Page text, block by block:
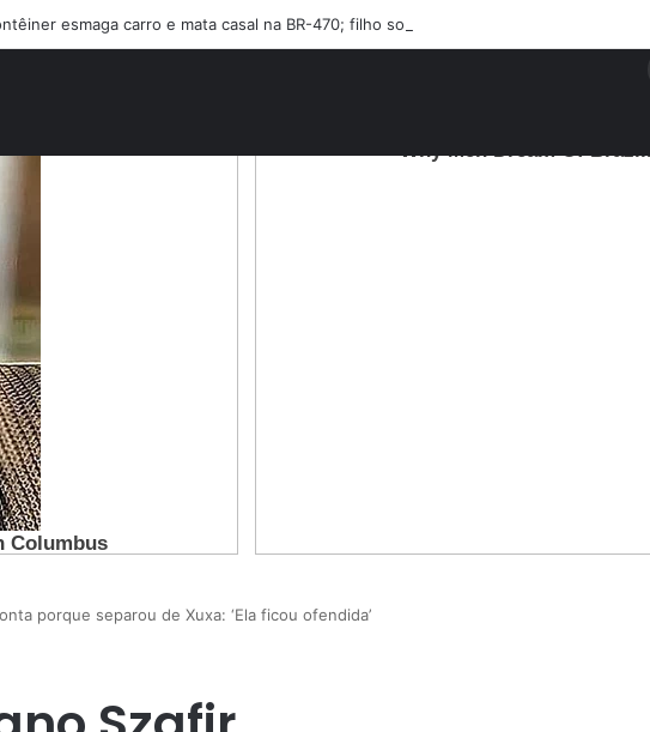
esmaga carro e mata casal na BR-470; filho sobreviveu…Ver mais
porque separou de Xuxa: ‘Ela ficou ofendida’